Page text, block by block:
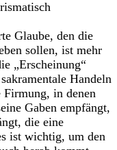
Glaube, den die
sollen, ist mehr
„Erscheinung“
Handeln
Firmung, in denen
Gaben empfängt,
die eine
ist wichtig, um den